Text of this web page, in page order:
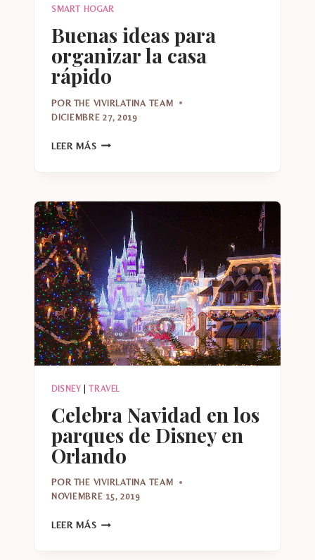
SMART HOGAR
Buenas ideas para
organizar la casa
rápido
POR THE VIVIRLATINA TEAM
DICIEMBRE 27, 2019
LEER MÁS BUENAS
LA
RÁPIDO
DISNEY |TRAVEL
Celebra Navidad en los
parques de Disney en
Orlando
POR THE VIVIRLATINA TEAM
NOVIEMBRE 15, 2019
LEER MÁS CELEBRA